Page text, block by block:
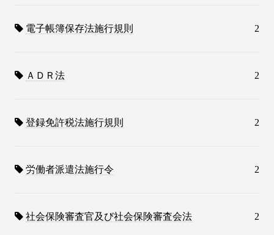
電子帳簿保存法施行規則 2
ＡＤＲ法 2
登録免許税法施行規則 2
労働者派遣法施行令 2
社会保険審査官及び社会保険審査会法 2